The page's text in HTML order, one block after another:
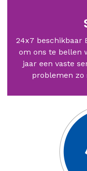
24x7 beschikbaar
om ons te bellen
jaar een vaste
problemen zo